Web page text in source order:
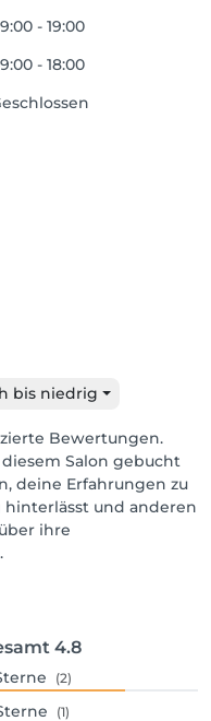
- 19:00
- 18:00
bis niedrig
Bewertungen.
Salon gebucht
deine Erfahrungen zu
und anderen
ihre
4.8
(2)
(1)